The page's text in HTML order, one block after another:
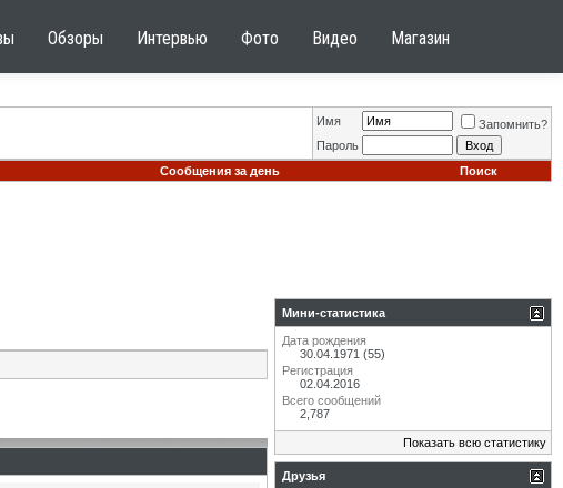
Обзоры Интервью Фото Видео Магазин
Имя
Запомнить?
Пароль
Сообщения за день Поиск
Мини-статистика
Дата рождения
30.04.1971 (55)
Регистрация
02.04.2016
Всего сообщений
2,787
Показать всю статистику
Друзья